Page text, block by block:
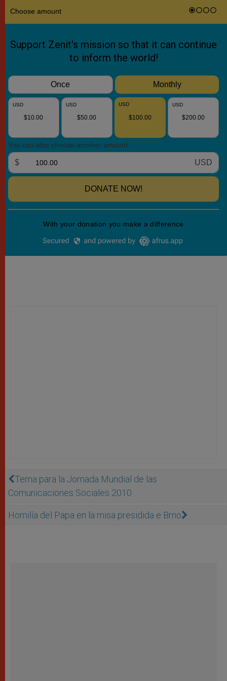
Tema para la Jornada Mundial de las
Comunicaciones Sociales 2010
Homilía del Papa en la misa presidida e Brno